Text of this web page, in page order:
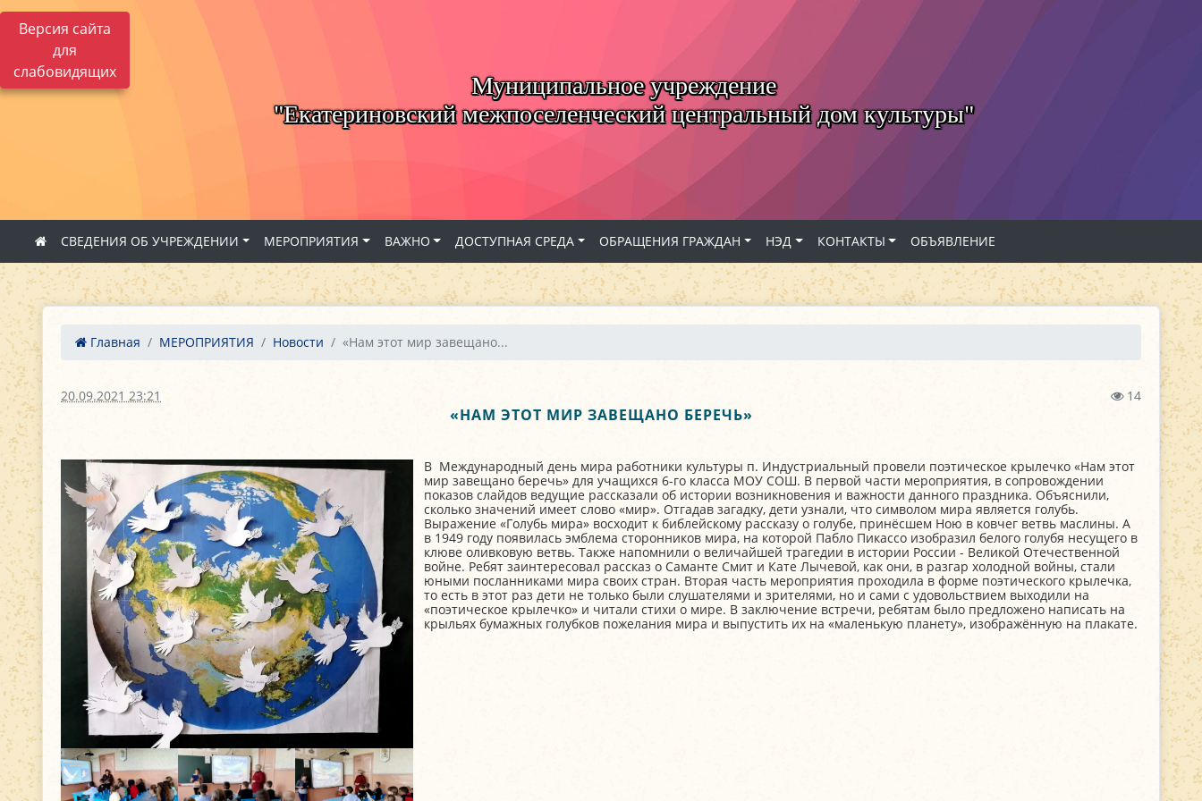
Версия сайта
для
слабовидящих
Муниципальное учреждение
"Екатериновский межпоселенческий центральный дом культуры"
СВЕДЕНИЯ ОБ УЧРЕЖДЕНИИ МЕРОПРИЯТИЯ ВАЖНО ДОСТУПНАЯ СРЕДА ОБРАЩЕНИЯ ГРАЖДАН НЭД КОНТАКТЫ ОБЪЯВЛЕНИЕ
Главная МЕРОПРИЯТИЯ Новости «Нам этот мир завещано...
20.09.2021 23:21 14
«НАМ ЭТОТ МИР ЗАВЕЩАНО БЕРЕЧЬ»
В Международный день мира работники культуры п. Индустриальный провели поэтическое крылечко «Нам этот
мир завещано беречь» для учащихся 6-го класса МОУ СОШ. В первой части мероприятия, в сопровождении
показов слайдов ведущие рассказали об истории возникновения и важности данного праздника. Объяснили,
сколько значений имеет слово «мир». Отгадав загадку, дети узнали, что символом мира является голубь.
Выражение «Голубь мира» восходит к библейскому рассказу о голубе, принёсшем Ною в ковчег ветвь маслины. А
в 1949 году появилась эмблема сторонников мира, на которой Пабло Пикассо изобразил белого голубя несущего в
клюве оливковую ветвь. Также напомнили о величайшей трагедии в истории России - Великой Отечественной
войне. Ребят заинтересовал рассказ о Саманте Смит и Кате Лычевой, как они, в разгар холодной войны, стали
юными посланниками мира своих стран. Вторая часть мероприятия проходила в форме поэтического крылечка,
то есть в этот раз дети не только были слушателями и зрителями, но и сами с удовольствием выходили на
«поэтическое крылечко» и читали стихи о мире. В заключение встречи, ребятам было предложено написать на
крыльях бумажных голубков пожелания мира и выпустить их на «маленькую планету», изображённую на плакате.